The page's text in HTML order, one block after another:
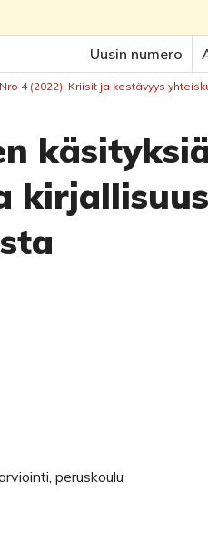
Uusin numero
4 (2022): Kriisit ja kestävyys
peruskoulu